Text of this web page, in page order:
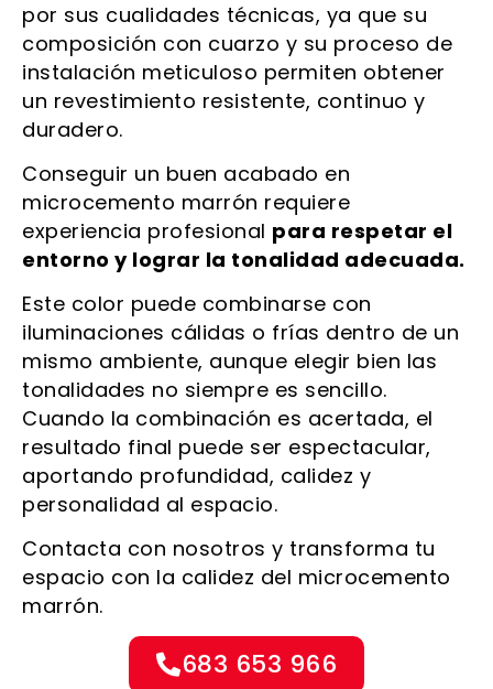
por sus cualidades técnicas, ya que su
composición con cuarzo y su proceso de
instalación meticuloso permiten obtener
un revestimiento resistente, continuo y
duradero.
Conseguir un buen acabado en
microcemento marrón requiere
experiencia profesional para respetar el
entorno y lograr la tonalidad adecuada.
Este color puede combinarse con
iluminaciones cálidas o frías dentro de un
mismo ambiente, aunque elegir bien las
tonalidades no siempre es sencillo.
Cuando la combinación es acertada, el
resultado final puede ser espectacular,
aportando profundidad, calidez y
personalidad al espacio.
Contacta con nosotros y transforma tu
espacio con la calidez del microcemento
marrón.
683 653 966